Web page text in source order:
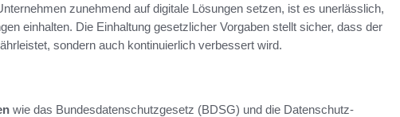
zunehmend auf digitale Lösungen setzen, ist es unerlässlich,
einhalten. Die Einhaltung gesetzlicher Vorgaben stellt sicher, dass der
sondern auch kontinuierlich verbessert wird.
wie das Bundesdatenschutzgesetz (BDSG) und die Datenschutz-